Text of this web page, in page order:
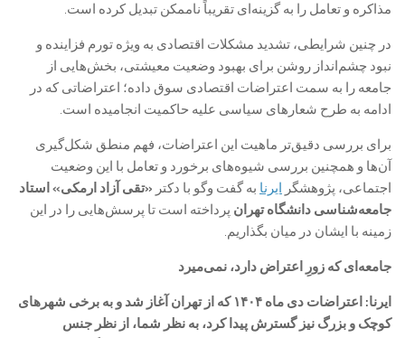
مذاکره و تعامل را به گزینه‌ای تقریباً ناممکن تبدیل کرده است.
در چنین شرایطی، تشدید مشکلات اقتصادی به ‌ویژه تورم فزاینده و
نبود چشم‌انداز روشن برای بهبود وضعیت معیشتی، بخش‌هایی از
جامعه را به سمت اعتراضات اقتصادی سوق داده؛ اعتراضاتی که در
ادامه به طرح شعارهای سیاسی علیه حاکمیت انجامیده است.
برای بررسی دقیق‌تر ماهیت این اعتراضات، فهم منطق شکل‌گیری
آن‌ها و همچنین بررسی شیوه‌های برخورد و تعامل با این وضعیت
اجتماعی، پژوهشگر ایرنا به گفت وگو با دکتر «تقی آزاد ارمکی» استاد
جامعه‌شناسی دانشگاه تهران پرداخته است تا پرسش‌هایی را در این
زمینه با ایشان در میان بگذاریم.
جامعه‌ای که زورِ اعتراض دارد، نمی‌میرد
ایرنا: اعتراضات دی ‌ماه ۱۴۰۴ که از تهران آغاز شد و به برخی شهرهای
کوچک و بزرگ نیز گسترش پیدا کرد، به نظر شما، از نظر جنس